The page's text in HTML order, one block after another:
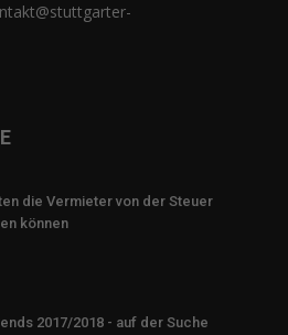
die Vermieter von der Steuer
können
2017/2018 - auf der Suche